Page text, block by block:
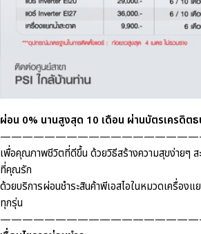
ผ่อน 0% นานสูงสุด 10 เดือน ผ่านบัตรเครดิตธ
เพื่อคุณภาพชีวิตที่ดีขึ้น ด้วยวิธีสร้างความสุขง่ายๆ
ที่คุณรัก
ด้วยบริการผ่อนชำระสินค้าพีเอสไอในหมวดเครื่องแ
ทุกรุ่น